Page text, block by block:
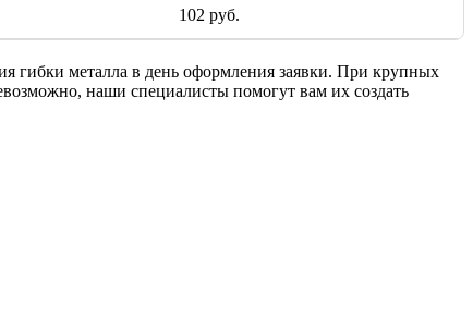
102 руб.
гибки металла в день оформления заявки. При крупных
наши специалисты помогут вам их создать